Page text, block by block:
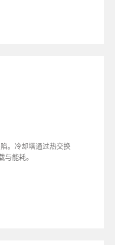
。冷却塔通过热交换
能耗。